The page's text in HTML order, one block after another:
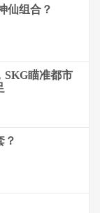
仙组合？
SKG瞄准都市
？